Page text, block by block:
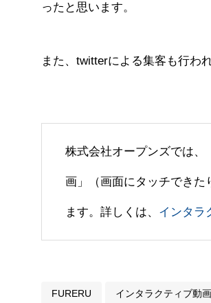
ったと思います。
また、twitterによる集客も行わ
株式会社オープンズでは、
画」（画面にタッチできた
ます。詳しくは、 インタラ
FURERU インタラクティブ動画